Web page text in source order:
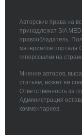
Авторские права на
принадлежат SIA
правообладатель.
материалов портала
гиперссылки на
Мнение авторов,
статьям, может не
Ответственность за
Администрация
комментариев.